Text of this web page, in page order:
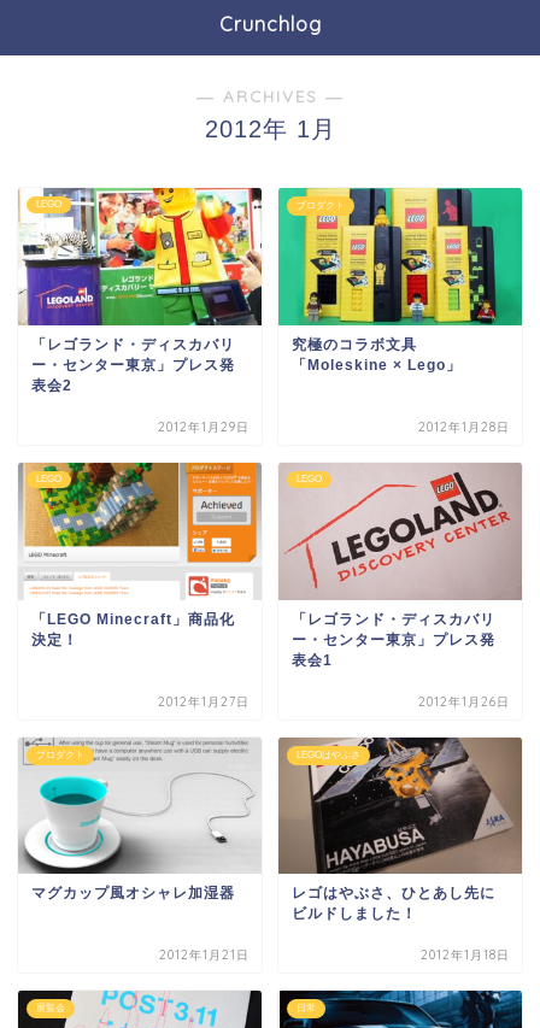
Crunchlog
― ARCHIVES ―
2012年 1月
LEGO
「レゴランド・ディスカバリ
ー・センター東京」プレス発
表会2
2012年1月29日
プロダクト
究極のコラボ文具
「Moleskine × Lego」
2012年1月28日
LEGO
「LEGO Minecraft」商品化
決定！
2012年1月27日
LEGO
「レゴランド・ディスカバリ
ー・センター東京」プレス発
表会1
2012年1月26日
プロダクト
マグカップ風オシャレ加湿器
2012年1月21日
LEGOはやぶさ
レゴはやぶさ、ひとあし先に
ビルドしました！
2012年1月18日
展覧会 日常